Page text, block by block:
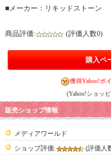
■メーカー：リキッドストーン
商品評価: (評価人数0)
購入ペ
獲得Yahoo!ポ
(Yahoo!ショッ
販売ショップ情報
メディアワールド
ショップ評価:
(評価人